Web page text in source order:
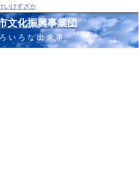
いけすざか
文化振興事業団
いろな出来事